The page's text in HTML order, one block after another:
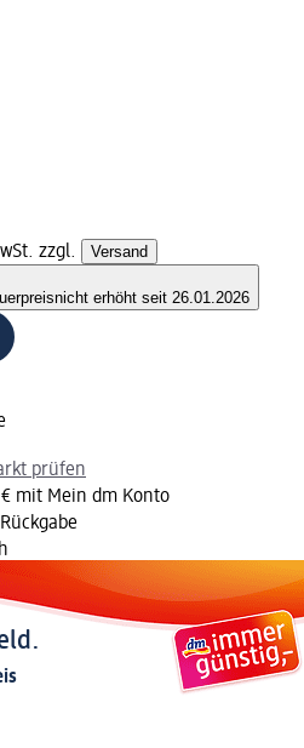
zzgl. Versand
nicht erhöht seit 26.01.2026
prüfen
mit Mein dm Konto